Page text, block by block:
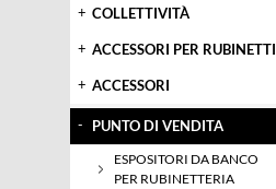
+ COLLETTIVITÀ
+ ACCESSORI PER RUBINETTI
+ ACCESSORI
- PUNTO DI VENDITA
ESPOSITORI DA BANCO
PER RUBINETTERIA